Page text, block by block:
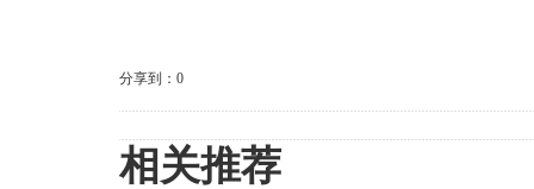
分享到： 0
相关推荐